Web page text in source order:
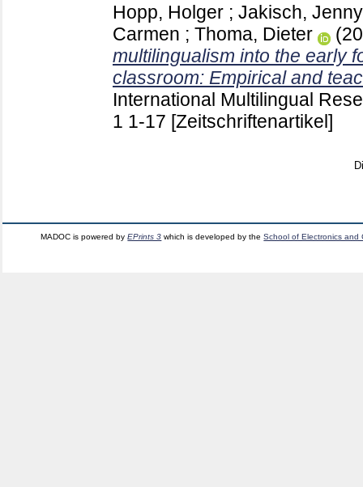
Hopp, Holger ; Jakisch, Jenny
Carmen ; Thoma, Dieter
multilingualism into the early
classroom: Empirical and
International Multilingual
1 1-17 [Zeitschriftenartikel]
MADOC is powered byEPrints 3 which is developed by theSchool of Electronics and